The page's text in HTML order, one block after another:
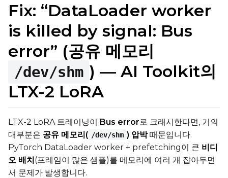
Fix: “DataLoader worker
is killed by signal: Bus
error” (공유 메모리
/dev/shm ) — AI Toolkit의
LTX-2 LoRA
LTX-2 LoRA 트레이닝이 Bus error 로 크래시한다면, 거의
대부분은 공유 메모리( /dev/shm ) 압박때문입니다.
PyTorch DataLoader worker + prefetching이 큰 비디
오 배치(프레임이 많은 샘플)를 메모리에 여러 개 잡아두면
서 문제가 발생합니다.